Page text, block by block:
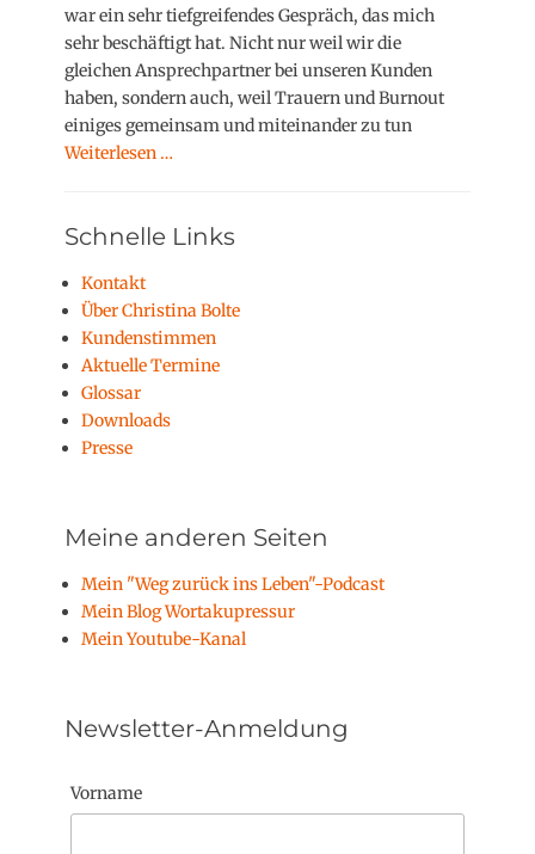
o
n
war ein sehr tiefgreifendes Gespräch, das mich
sehr beschäftigt hat. Nicht nur weil wir die
gleichen Ansprechpartner bei unseren Kunden
haben, sondern auch, weil Trauern und Burnout
einiges gemeinsam und miteinander zu tun
Weiterlesen …
Schnelle Links
Kontakt
Über Christina Bolte
Kundenstimmen
Aktuelle Termine
Glossar
Downloads
Presse
Meine anderen Seiten
Mein "Weg zurück ins Leben"-Podcast
Mein Blog Wortakupressur
Mein Youtube-Kanal
Newsletter-Anmeldung
Vorname